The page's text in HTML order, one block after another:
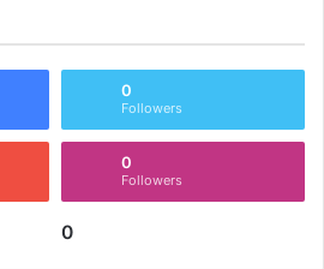
0
Followers
0
Followers
0